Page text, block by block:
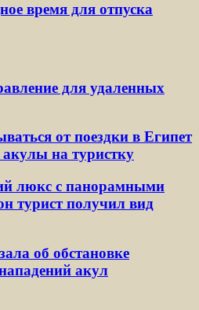
время для отпуска
для удаленных
от поездки в Египет
акулы на туристку
люкс с панорамными
турист получил вид
об обстановке
акул